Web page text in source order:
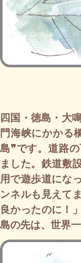
四国・徳島・大
門海峡にかかる
島❞です。道路
ました。鉄道敷
用で遊歩道にな
ンネルも見えて
良かったのに！
島の先は、世界